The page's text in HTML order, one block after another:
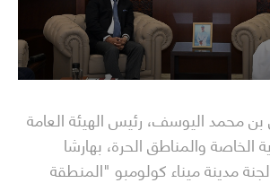
محمد اليوسف، رئيس الهيئة العامة
الخاصة والمناطق الحرة، بهارشا
مدينة ميناء كولومبو "المنطقة